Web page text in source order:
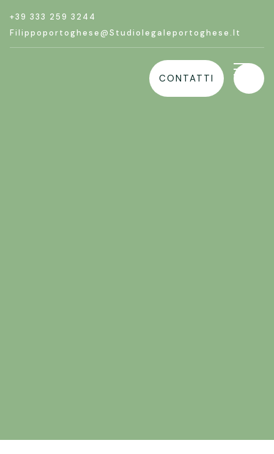
+39 333 259 3244
Filippoportoghese@studiolegaleportoghese.it
CONTATTI